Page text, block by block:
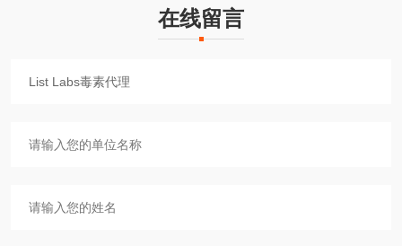
在线留言